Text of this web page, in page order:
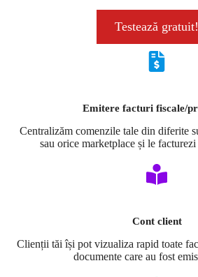
Testează gratuit!
Emitere facturi fiscale/
Centralizăm comenzile tale din diferite
sau orice marketplace și le
Cont client
Clienții tăi își pot vizualiza rapid toate
documente care au fost